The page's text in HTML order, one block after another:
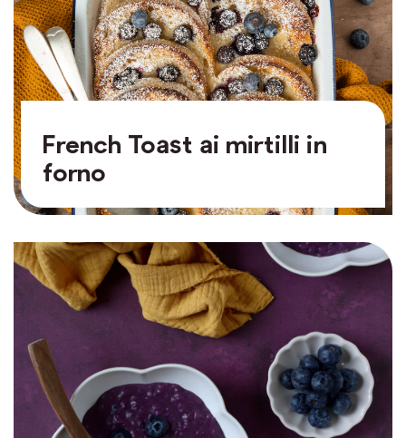
French Toast ai mirtilli in
forno